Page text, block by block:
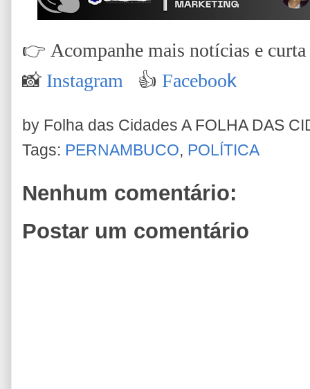
👉 Acompanhe mais notícias e curta
📸 Instagram 👍 Facebook
by Folha das Cidades A FOLHA DAS
Tags: PERNAMBUCO, POLÍTICA
Nenhum comentário:
Postar um comentário